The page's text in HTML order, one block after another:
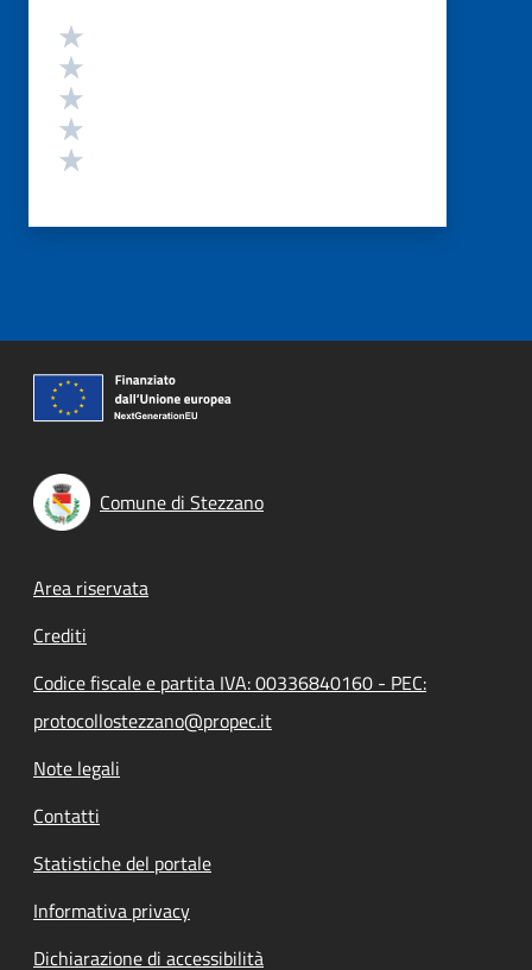
Valutazione
Comune di Stezzano
Footer menu
Area riservata
Crediti
Codice fiscale e partita IVA: 00336840160 - PEC:
protocollostezzano@propec.it
Note legali
Contatti
Statistiche del portale
Informativa privacy
Dichiarazione di accessibilità